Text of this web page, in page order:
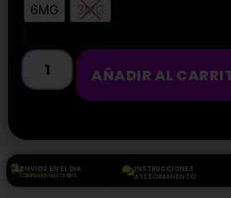
6MG
3MG
AÑADIR AL
ENVIOS EN EL DIA
COMPRANDO HASTA 18HS
INSTRUCCIONES
ASESORAMIENTO